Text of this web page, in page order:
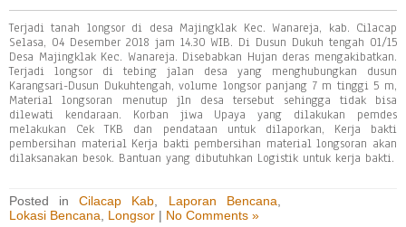
Terjadi tanah longsor di desa Majingklak Kec. Wanareja, kab. Cilacap
Selasa, 04 Desember 2018 jam 14.30 WIB. Di Dusun Dukuh tengah 01/15
Desa Majingklak Kec. Wanareja. Disebabkan Hujan deras mengakibatkan.
Terjadi longsor di tebing jalan desa yang menghubungkan dusun
Karangsari-Dusun Dukuhtengah, volume longsor panjang 7 m tinggi 5 m,
Material longsoran menutup jln desa tersebut sehingga tidak bisa
dilewati kendaraan. Korban jiwa Upaya yang dilakukan pemdes
melakukan Cek TKB dan pendataan untuk dilaporkan, Kerja bakti
pembersihan material Kerja bakti pembersihan material longsoran akan
dilaksanakan besok. Bantuan yang dibutuhkan Logistik untuk kerja bakti.
Posted inCilacap Kab Laporan Bencana
Lokasi Bencana
Longsor | No Comments »